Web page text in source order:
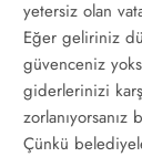
yetersiz olan
Eğer geliriniz
güvenceniz
giderlerinizi
Çünkü